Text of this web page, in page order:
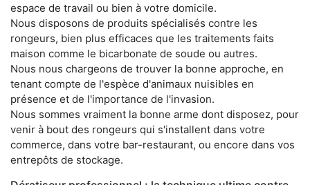
espace de travail ou bien à votre domicile.
Nous disposons de produits spécialisés contre les
rongeurs, bien plus efficaces que les traitements faits
maison comme le bicarbonate de soude ou autres.
Nous nous chargeons de trouver la bonne approche, en
tenant compte de l'espèce d'animaux nuisibles en
présence et de l'importance de l'invasion.
Nous sommes vraiment la bonne arme dont disposez, pour
venir à bout des rongeurs qui s'installent dans votre
commerce, dans votre bar-restaurant, ou encore dans vos
entrepôts de stockage.